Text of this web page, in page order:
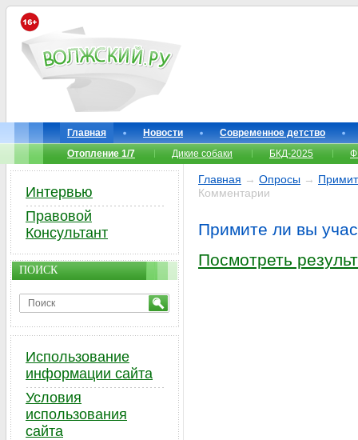
Главная Новости
Современное детство
Отопление 1/7
Дикие собаки БКД-2025
Главная → Опросы →
Комментарии
Примите ли вы
Посмотреть
Интервью
Правовой
Консультант
ПОИСК
Использование
информации сайта
Условия
использования
сайта